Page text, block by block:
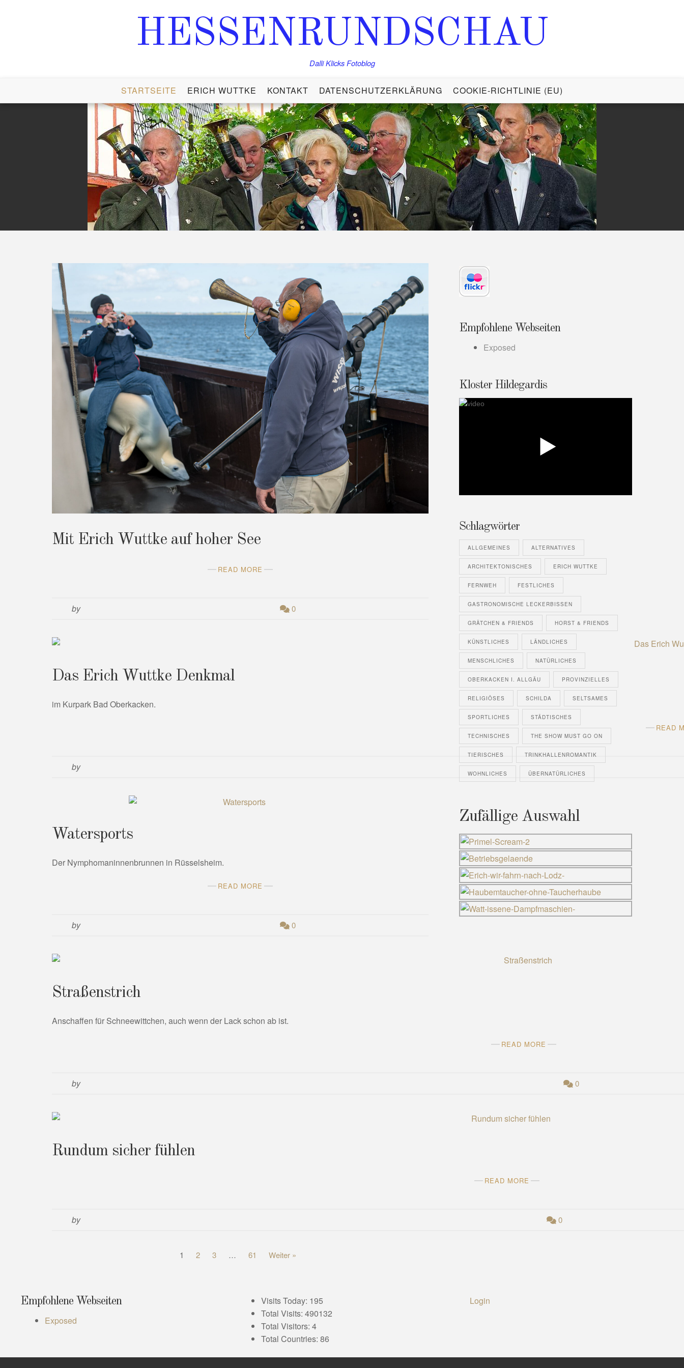
HESSENRUNDSCHAU
Dalli Klicks Fotoblog
STARTSEITE ERICH WUTTKE KONTAKT DATENSCHUTZERKLÄRUNG COOKIE-RICHTLINIE (EU)
Mit Erich Wuttke auf hoher See
READ MORE
by 0
Das Erich Wuttke Denkmal
im Kurpark Bad Oberkacken.
READ
by
Watersports
Der Nymphomaninnenbrunnen in Rüsselsheim.
READ MORE
by 0
Straßenstrich
Anschaffen für Schneewittchen, auch wenn der Lack schon ab ist.
READ MORE
by 0
Rundum sicher fühlen
READ MORE
by 0
1 2 3 … 61 Weiter »
Empfohlene Webseiten
Exposed
Kloster Hildegardis
Schlagwörter
ALLGEMEINES ALTERNATIVES
ARCHITEKTONISCHES ERICH WUTTKE
FERNWEH FESTLICHES
GASTRONOMISCHE LECKERBISSEN
GRÄTCHEN & FRIENDS HORST & FRIENDS
KÜNSTLICHES LÄNDLICHES
MENSCHLICHES NATÜRLICHES
OBERKACKEN I. ALLGÄU PROVINZIELLES
RELIGIÖSES SCHILDA SELTSAMES
SPORTLICHES STÄDTISCHES
TECHNISCHES THE SHOW MUST GO ON
TIERISCHES TRINKHALLENROMANTIK
WOHNLICHES ÜBERNATÜRLICHES
Zufällige Auswahl
Empfohlene Webseiten
Exposed
Visits Today: 195
Total Visits: 490132
Total Visitors: 4
Total Countries: 86
Login